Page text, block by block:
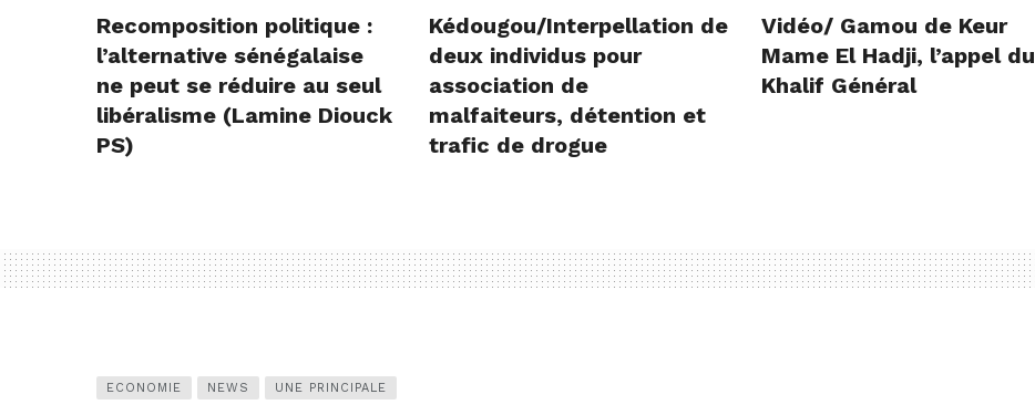
Recomposition politique :
l’alternative sénégalaise
ne peut se réduire au seul
libéralisme (Lamine Diouck
PS)
Kédougou/Interpellation de
deux individus pour
association de
malfaiteurs, détention et
trafic de drogue
Vidéo/ Gamou de Keur
Mame El Hadji, l’appel du
Khalif Général
ECONOMIE NEWS UNE PRINCIPALE